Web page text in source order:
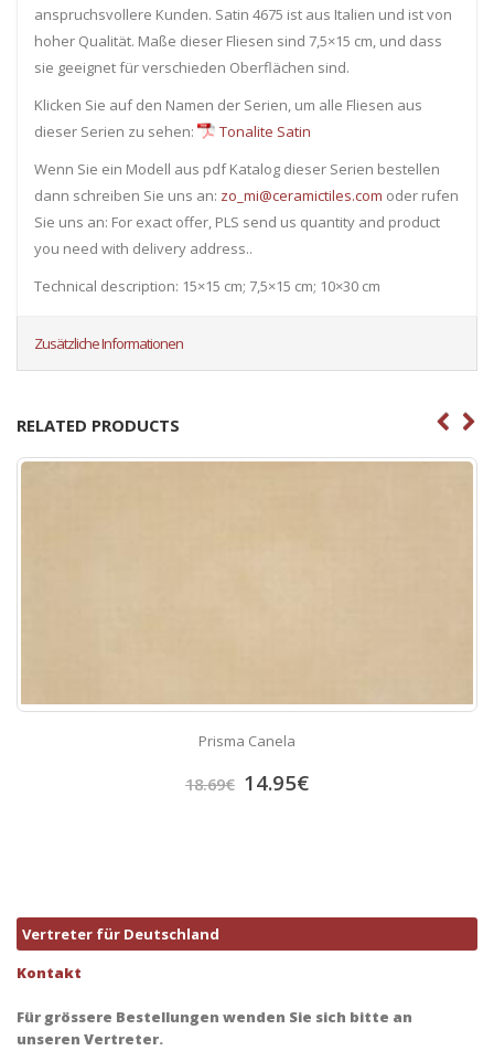
anspruchsvollere Kunden. Satin 4675 ist aus Italien und ist von
hoher Qualität. Maße dieser Fliesen sind 7,5×15 cm, und dass
sie geeignet für verschieden Oberflächen sind.
Klicken Sie auf den Namen der Serien, um alle Fliesen ​​aus
dieser Serien zu sehen:
Tonalite Satin
Wenn Sie ein Modell aus pdf Katalog dieser Serien bestellen
dann schreiben Sie uns an: zo_mi@ceramictiles.com oder rufen
Sie uns an: For exact offer, PLS send us quantity and product
you need with delivery address..
Technical description: 15×15 cm; 7,5×15 cm; 10×30 cm
Zusätzliche Informationen
RELATED PRODUCTS
Prisma Canela
18.69€ 14.95€
Vertreter für Deutschland
Kontakt
Für grössere Bestellungen wenden Sie sich bitte an
unseren Vertreter.